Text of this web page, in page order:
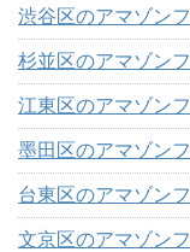
渋谷区のアマゾン
杉並区のアマゾン
江東区のアマゾン
墨田区のアマゾン
台東区のアマゾン
文京区のアマゾン